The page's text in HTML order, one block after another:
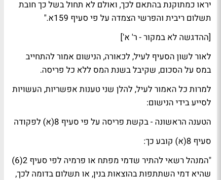
יראו כמתוקנת בהתאם לכך, ואולם לא תחול בשל כך חובת
תשלום ריבית והפרשי הצמדה על פי סעיף 159א."
[ההדגשה לא במקור - ר' א']
לאור לשון הסעיף לעיל, לכאורה, הנישום אמור להתחייב
במס על הסכום, שקיבל בשנת המס ללא כל פריסה.
למרות כל האמור לעיל, להלן שני טענות אפשריות, העשויות
לסייע בידי הנישום:
הטענה הראשונה - בקשת פריסה על פי סעיף 8(א) לפקודה
סעיף 8(א) קובע כך:
"המנהל רשאי להתיר שדמי מפתח או פרמיה לפי סעיף 2(6)
שהיא דמי השתתפות בהוצאות בנין, או תשלום בדומה לכך,